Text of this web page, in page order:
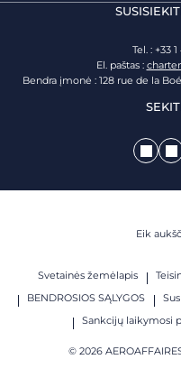
Tel. : +33
El. paštas :
Bendra įmonė : 128 rue de la
Svetainės žemėlapis
BENDROSIOS SĄLYGOS
Sankcijų laikymosi
© 2026
Eik